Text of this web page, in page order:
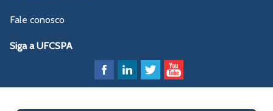
Fale conosco
Siga a UFCSPA